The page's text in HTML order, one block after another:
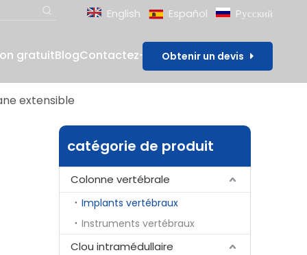
English Español Pусский
gratuitBlogContactez-nousObtenir un devis
extensible
catégorie de produit
Colonne vertébrale
Implants vertébraux
Instruments vertébraux
Clou intramédullaire